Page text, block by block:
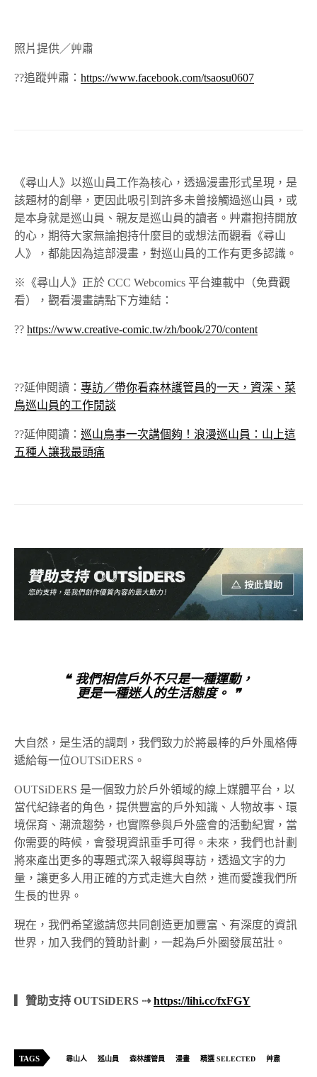
照片提供／艸肅
??追蹤艸肅： https://www.facebook.com/tsaosu0607
《尋山人》以巡山員工作為核心，透過漫畫形式呈現，是
該題材的創舉，更因此吸引到許多未曾接觸過巡山員，或
是本身就是巡山員、親友是巡山員的讀者。艸肅抱持開放
的心，期待大家無論抱持什麼目的或想法而觀看《尋山
人》，都能因為這部漫畫，對巡山員的工作有更多認識。
※《尋山人》正於 CCC Webcomics 平台連載中（免費觀
看），觀看漫畫請點下方連結：
??https://www.creative-comic.tw/zh/book/270/content
??延伸閱讀： 專訪／帶你看森林護管員的一天，資深、菜
鳥巡山員的工作閒談
??延伸閱讀： 巡山鳥事一次講個夠！浪漫巡山員：山上這
五種人讓我最頭痛
❝ 我們相信戶外不只是一種運動，
更是一種迷人的生活態度。 ❞
大自然，是生活的調劑，我們致力於將最棒的戶外風格傳
遞給每一位OUTSiDERS。
OUTSiDERS 是一個致力於戶外領域的線上媒體平台，以
當代紀錄者的角色，提供豐富的戶外知識、人物故事、環
境保育、潮流趨勢，也實際參與戶外盛會的活動紀實，當
你需要的時候，會發現資訊垂手可得。未來，我們也計劃
將來產出更多的專題式深入報導與專訪，透過文字的力
量，讓更多人用正確的方式走進大自然，進而愛護我們所
生長的世界。
現在，我們希望邀請您共同創造更加豐富、有深度的資訊
世界，加入我們的贊助計劃，一起為戶外圈發展茁壯。
▎贊助支持 OUTSiDERS ⇢https://lihi.cc/fxFGY
TAGS 尋山人 巡山員 森林護管員 漫畫 精選 SELECTED 艸肅